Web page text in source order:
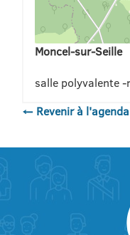
Moncel-sur-Seille
salle polyvalente -
← Revenir à